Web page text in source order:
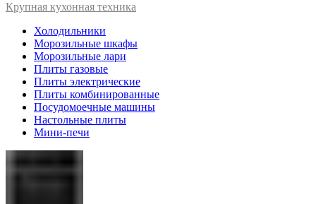
Крупная кухонная техника
Холодильники
Морозильные шкафы
Морозильные лари
Плиты газовые
Плиты электрические
Плиты комбинированные
Посудомоечные машины
Настольные плиты
Мини-печи